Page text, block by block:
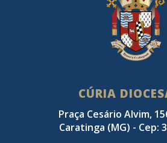
CÚRIA
Praça Cesário Alvim,
Caratinga (MG) - Cep: